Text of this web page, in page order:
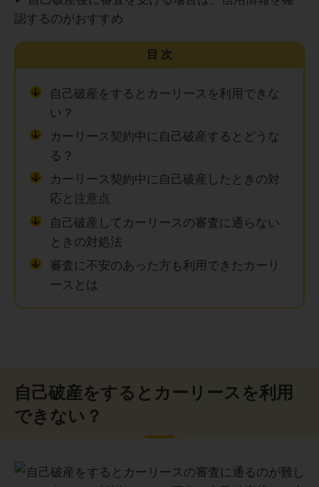
認するのがおすすめ
目次
自己破産をするとカーリースを利用できな
い？
カーリース契約中に自己破産するとどうな
る？
カーリース契約中に自己破産したときの対
応と注意点
自己破産してカーリースの審査に通らない
ときの対処法
審査に不安のあった方も利用できたカーリ
ースとは
自己破産をするとカーリースを利用
できない？